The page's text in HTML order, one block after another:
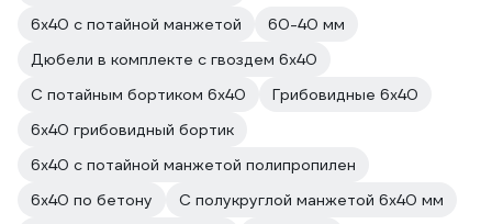
6х40 с потайной манжетой
60-40 мм
Дюбели в комплекте с гвоздем 6х40
С потайным бортиком 6х40
Грибовидные 6х40
6х40 грибовидный бортик
6х40 с потайной манжетой полипропилен
6х40 по бетону
С полукруглой манжетой 6x40 мм